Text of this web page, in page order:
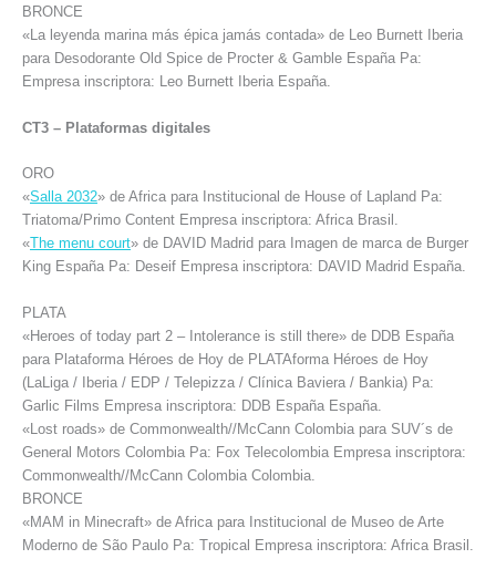
BRONCE
«La leyenda marina más épica jamás contada» de Leo Burnett Iberia
para Desodorante Old Spice de Procter & Gamble España Pa:
Empresa inscriptora: Leo Burnett Iberia España.
CT3 – Plataformas digitales
ORO
«Salla 2032» de Africa para Institucional de House of Lapland Pa:
Triatoma/Primo Content Empresa inscriptora: Africa Brasil.
«The menu court» de DAVID Madrid para Imagen de marca de Burger
King España Pa: Deseif Empresa inscriptora: DAVID Madrid España.
PLATA
«Heroes of today part 2 – Intolerance is still there» de DDB España
para Plataforma Héroes de Hoy de PLATAforma Héroes de Hoy
(LaLiga / Iberia / EDP / Telepizza / Clínica Baviera / Bankia) Pa:
Garlic Films Empresa inscriptora: DDB España España.
«Lost roads» de Commonwealth//McCann Colombia para SUV´s de
General Motors Colombia Pa: Fox Telecolombia Empresa inscriptora:
Commonwealth//McCann Colombia Colombia.
BRONCE
«MAM in Minecraft» de Africa para Institucional de Museo de Arte
Moderno de São Paulo Pa: Tropical Empresa inscriptora: Africa Brasil.